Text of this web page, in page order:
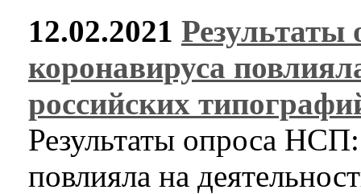
12.02.2021
коронавируса
российских
Результаты опроса
повлияла на